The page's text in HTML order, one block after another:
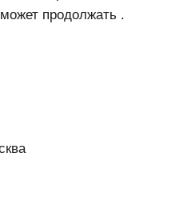
продолжать .